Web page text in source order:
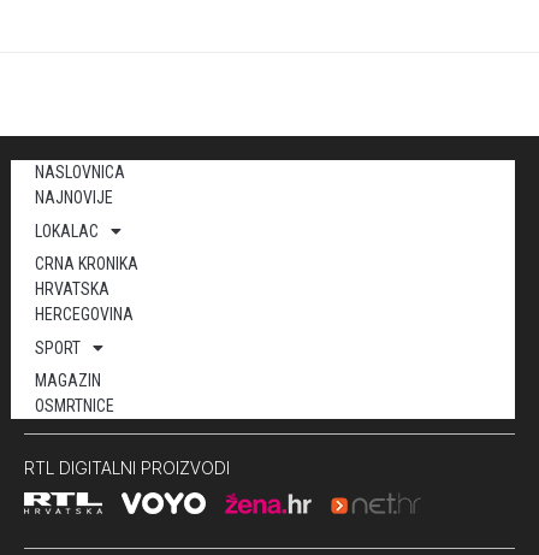
NASLOVNICA
NAJNOVIJE
LOKALAC
CRNA KRONIKA
HRVATSKA
HERCEGOVINA
SPORT
MAGAZIN
OSMRTNICE
RTL DIGITALNI PROIZVODI